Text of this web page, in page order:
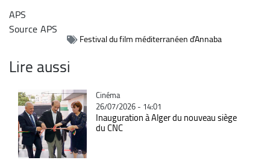
APS
SourceAPS
Festival du film méditerranéen d’Annaba
Lire aussi
Catégorie
Cinéma
26/07/2026 - 14:01
Inauguration à Alger du nouveau siège
du CNC